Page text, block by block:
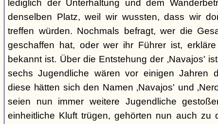
lediglich der Unterhaltung und dem
denselben Platz, weil wir wussten, dass wir
treffen würden. Nochmals befragt, wer die
geschaffen hat, oder wer ihr Führer ist,
bekannt ist. Über die Entstehung der ‚Navajos'
sechs Jugendliche wären vor einigen Jahren
diese hätten sich den Namen ‚Navajos' und
seien nun immer weitere Jugendliche
einheitliche Kluft trügen, gehörten nun auch zu